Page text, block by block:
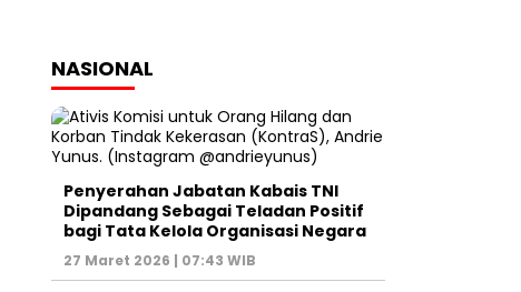
NASIONAL
Penyerahan Jabatan Kabais TNI
Dipandang Sebagai Teladan Positif
bagi Tata Kelola Organisasi Negara
27 Maret 2026 | 07:43 WIB